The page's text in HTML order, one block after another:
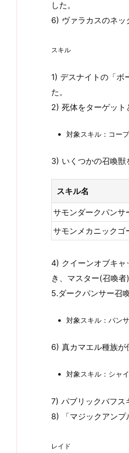
した。
6) ヴァラカスのネッ
スキル
1) デスナイトの「ボ
た。
2) 死体をターゲット
対象スキル：コー
3) いくつかの召喚獣
スキル名
サモンダークパンサ
サモンメカニックゴ
4) クイーンオブキャ
き、マスター(召喚
5.ダークパンサー召
対象スキル：パン
6) 真カマエル種族が
対象スキル：シャ
7) パブリックバフス
8) 「マジックアンプ
レイド